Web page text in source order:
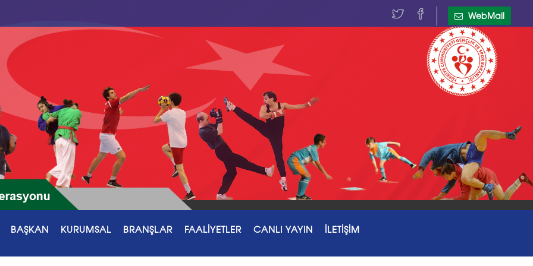
WebMail
BAŞKAN KURUMSAL BRANŞLAR FAALİYETLER CANLI YAYIN İLETİŞİM